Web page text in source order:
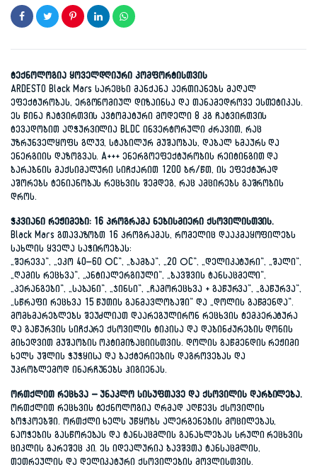
ტექნოლოგია ყოველდღიური კომფორტისთვის
ARDESTO Black Mars სარეცხი მანქანა აერთიანებს მაღალ
ეფექტურობას, ერგონომიულ დიზაინსა და თანამედროვე ესთეტიკას.
ეს წინა ჩატვირთვის ავტომატური მოდელი 8 კგ ჩატვირთვის
ტევადობით აღჭურვილია BLDC ინვერტორული ძრავით, რაც
უზრუნველყოფს გლუვ, სტაბილურ მუშაობას, დაბალ ხმაურს და
ენერგიის დაზოგვას. A+++ ენერგოეფექტურობის რეიტინგით და
ბარაბნის მაქსიმალური სიჩქარით 1200 ბრ/წთ, ის ეფექტურად
აშორებს ტენიანობას რეცხვის შემდეგ, რაც ამცირებს გაშრობის
დროს.
ჭკვიანი რეჟიმები: 16 პროგრამა ნებისმიერი ქსოვილისთვის.
Black Mars გთავაზობთ 16 პროგრამას, რომელიც დააკმაყოფილებს
სახლის ყველა საჭიროებას:
„შერევა“, „ეკო 40–60 °C“, „ბამბა“, „20 °C“, „დელიკატური“, „შალი“,
„ღამის რეცხვა“, „ანტიალერგიული“, „ბავშვის ტანსაცმელი“,
„პერანგები“, „საბანი“, „ჯინსი“, „ჩამორეცხვა + გაწურვა“, „გაწურვა“,
„სწრაფი რეცხვა 15 წუთის განმავლობაში“ და „დოლის გაწმენდა“.
მომხმარებლებს შეუძლიათ დაარეგულირონ რეცხვის ტემპერატურა
და გაწურვის სიჩქარე ქსოვილის ტიპისა და დაბინძურების დონის
მიხედვით მუშაობის ოპტიმიზაციისთვის. დოლის გაწმენდის რეჟიმი
ხელს უშლის ჭუჭყისა და ბაქტერიების დაგროვებას და
უპრობლემოდ ინარჩუნებს ჰიგიენას.
ორთქლით რეცხვა – უნაკლო სისუფთავე და ქსოვილის დარბილება.
ორთქლით რეცხვის ტექნოლოგია ღრმად აღწევს ქსოვილის
ბოჭკოებში. ორთქლი ხელს უწყობს ალერგენების მოცილებას,
ნაოჭების გასწორებას და ტანსაცმლის განახლებას სრული რეცხვის
ციკლის გარეშეც კი. ეს იდეალურია ბავშვთა ტანსაცმლის,
თეთრეულის და დელიკატური ქსოვილების მოვლისთვის.